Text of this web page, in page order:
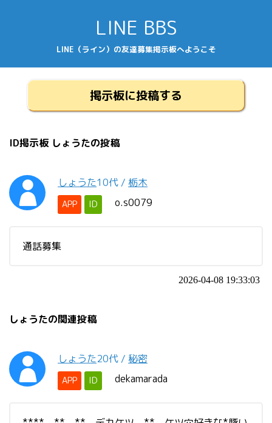
LINE BBS
LINE（ライン）の友達募集掲示板へようこそ
掲示板に投稿する
ID掲示板 しょうたの投稿
しょうた10代 / 栃木
APP ID o.s0079
通話募集
2026-04-08 19:33:03
しょうたの関連投稿
しょうた20代 / 秘密
APP ID dekamarada